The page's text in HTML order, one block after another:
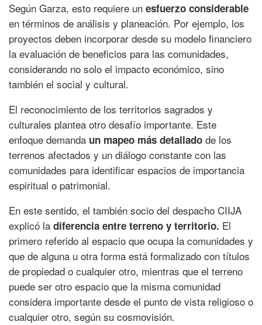
Según Garza, esto requiere un esfuerzo considerable
en términos de análisis y planeación. Por ejemplo, los
proyectos deben incorporar desde su modelo financiero
la evaluación de beneficios para las comunidades,
considerando no solo el impacto económico, sino
también el social y cultural.
El reconocimiento de los territorios sagrados y
culturales plantea otro desafío importante. Este
enfoque demanda un mapeo más detallado de los
terrenos afectados y un diálogo constante con las
comunidades para identificar espacios de importancia
espiritual o patrimonial.
En este sentido, el también socio del despacho CIIJA
explicó la diferencia entre terreno y territorio. El
primero referido al espacio que ocupa la comunidades y
que de alguna u otra forma está formalizado con títulos
de propiedad o cualquier otro, mientras que el terreno
puede ser otro espacio que la misma comunidad
considera importante desde el punto de vista religioso o
cualquier otro, según su cosmovisión.